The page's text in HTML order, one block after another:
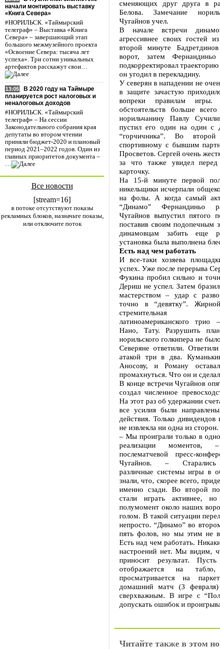
начали монтировать выставку
«Книга Севера»
#НОРИЛЬСК. «Таймырский
телеграф» – Выставка «Книга
Севера» – завершающий этап
большого межмузейного проекта
«Освоение Севера: тысяча лет
успеха». Три сотни уникальных
артефактов расскажут свои…
13:05
В 2020 году на Таймыре
планируется рост налоговых и
неналоговых доходов
#НОРИЛЬСК. «Таймырский
телеграф» – На сессии
Законодательного собрания края
депутаты во втором чтении
приняли бюджет-2020 и плановый
период 2021–2022 годов. Один из
главных приоритетов документа –
…
Все новости
[stream=16]
в потоке отсутствуют показы
рекламных блоков, назначьте показы,
или отключите поток
сменяющих друг друга в
Белова. Замечание
Чугайнов учел.
В начале встречи
агрессивнее своих гостей
второй минуте
ворот, затем Фернандиньо
подкорректировал
он угодил в перекладину.
У северян в нападении не
в защите зачастую
вопреки правилам
обстоятельств больше
норильчанину Павлу
пустил его один на один с
“горчичника”. Во
спортивному с бывшим
Просветов. Сергей очень
за что также увидел
карточку.
На 15-й минуте первой
никельщики исчерпали
на фолы. А когда самый
“Динамо” Фернандиньо
Чугайнов выпустил пятого
поставив своим подопечным
динамовцам забить еще
установка была выполнена
Есть над чем работать
И все-таки хозяева
успех. Уже после перерыва
Фукина пробил сильно и
Дериш не успел. Затем
мастерством – удар с
точно в “девятку”.
стремительная
латиноамериканского трио
Нано, Тату. Разрушить
норильского голкипера не
Северяне ответили.
атакой три в два.
Аносову, и Роману
промахнуться. Что он и
В конце встречи Чугайнов
создал численное
На этот раз об удержании
все усилия были
действия. Только дивидендов
не извлекла ни одна из сторон.
– Мы проиграли только в
реализации
послематчевой пресс-
Чугайнов. – Старались
различные системы игры в
знали, что, скорее всего,
именно сзади. Во второй
стали играть активнее,
полумомент около наших
голом. В такой ситуации
непросто. “Динамо” во
пять фолов, но мы этим не
Есть над чем работать.
настроений нет. Мы видим,
приносит результат.
отображается на
просматривается на
домашний матч (3
сверхважным. В игре с
допускать ошибок и
Читайте также в этом